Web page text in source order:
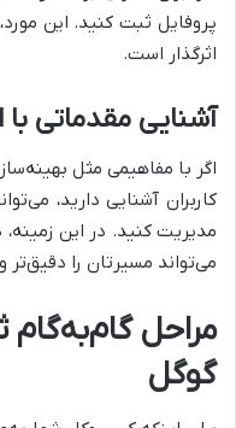
پروفایل ثبت کنید. این
اثرگذار است.
آشنایی مقدماتی
اگر با مفاهیمی مثل
کاربران آشنایی دارید،
مدیریت کنید. در این
می‌تواند مسیرتان را دقیق‌تر
مراحل
گوگل